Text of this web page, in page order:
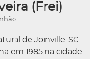
(Frei)
de Joinville-SC.
em 1985 na cidade